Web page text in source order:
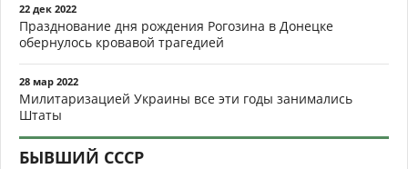
22 дек 2022
Празднование дня рождения Рогозина в Донецке
обернулось кровавой трагедией
28 мар 2022
Милитаризацией Украины все эти годы занимались
Штаты
БЫВШИЙ СССР